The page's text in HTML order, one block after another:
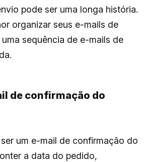
pode ser uma longa história.
organizar seus e-mails de
sequência de e-mails de
de confirmação do
um e-mail de confirmação do
a data do pedido,